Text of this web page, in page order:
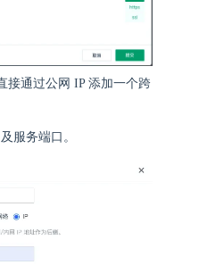
接通过公网 IP 添加一个跨
服务端口。